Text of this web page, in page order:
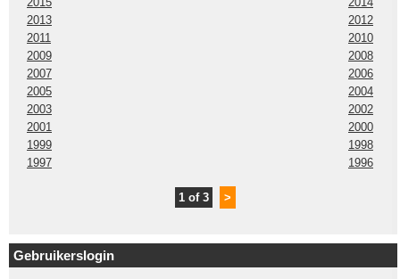
2013
2012
2011
2010
2009
2008
2007
2006
2005
2004
2003
2002
2001
2000
1999
1998
1997
1996
1 of 3 >
Gebruikerslogin